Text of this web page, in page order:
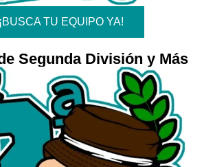
¡BUSCA TU EQUIPO YA!
Segunda División y Más